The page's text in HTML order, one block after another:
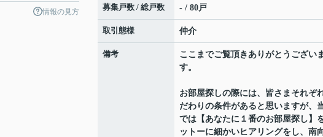
情報の見方 募集戸数 / 総戸数 - / 80戸
取引態様 仲介
備考
ここまでご覧頂きありがとうござい
す。
お部屋探しの際には、皆さまそれぞ
だわりの条件があると思いますが、
では【あなたに１番のお部屋探し】
ットーに細かいヒアリングをし、南